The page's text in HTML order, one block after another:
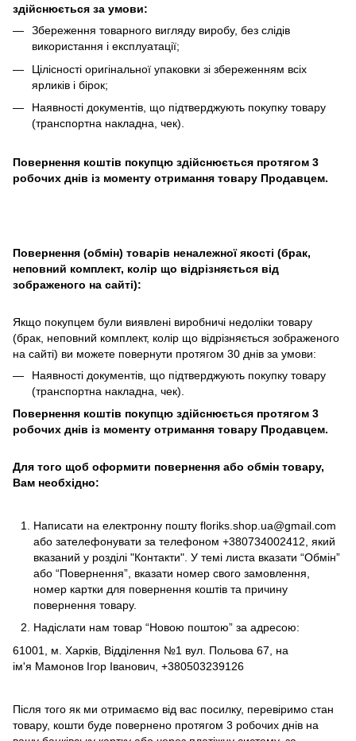
здійснюється за умови:
Збереження товарного вигляду виробу, без слідів
використання і експлуатації;
Цілісності оригінальної упаковки зі збереженням всіх
ярликів і бірок;
Наявності документів, що підтверджують покупку товару
(транспортна накладна, чек).
Повернення коштів покупцю здійснюється протягом 3
робочих днів із моменту отримання товару Продавцем.
Повернення (обмін) товарів неналежної якості (брак,
неповний комплект, колір що відрізняється від
зображеного на сайті):
Якщо покупцем були виявлені виробничі недоліки товару
(брак, неповний комплект, колір що відрізняється зображеного
на сайті) ви можете повернути протягом 30 днів за умови:
Наявності документів, що підтверджують покупку товару
(транспортна накладна, чек).
Повернення коштів покупцю здійснюється протягом 3
робочих днів із моменту отримання товару Продавцем.
Для того щоб оформити повернення або обмін товару,
Вам необхідно:
Написати на електронну пошту floriks.shop.ua@gmail.com
або зателефонувати за телефоном +380734002412 , який
вказаний у розділі "Контакти" . У темі листа вказати “Обмін”
або “Повернення”, вказати номер свого замовлення,
номер картки для повернення коштів та причину
повернення товару.
Надіслати нам товар “Новою поштою” за адресою:
61001, м. Харків, Відділення №1 вул. Польова 67, на
ім'я Мамонов Ігор Іванович, +380503239126
Після того як ми отримаємо від вас посилку, перевіримо стан
товару, кошти буде повернено протягом 3 робочих днів на